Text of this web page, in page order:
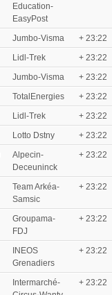
Education-
EasyPost
Jumbo-Visma
+ 23:22
Lidl-Trek
+ 23:22
Jumbo-Visma
+ 23:22
TotalEnergies
+ 23:22
Lidl-Trek
+ 23:22
Lotto Dstny
+ 23:22
Alpecin-
Deceuninck
+ 23:22
Team Arkéa-
Samsic
+ 23:22
Groupama-
FDJ
+ 23:22
INEOS
Grenadiers
+ 23:22
Intermarché-
+ 23:22